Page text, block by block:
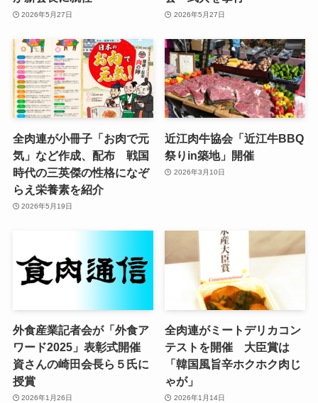
2026年5月27日 2026年5月27日
全肉連が小冊子「お肉で元
気」など作成、配布 戦国
時代の三英傑の性格になぞ
らえ栄養素を紹介
2026年5月19日
近江肉牛協会「近江牛BBQ
祭りin築地」開催
2026年3月10日
外食産業記者会が「外食ア
ワード2025」表彰式開催
資さんの崎田会長ら５氏に
授賞
2026年1月26日
全肉連がミートデリカコン
テストを開催 大臣賞は
「韓国風旨辛ホクホク肉じ
ゃが」
2026年1月14日